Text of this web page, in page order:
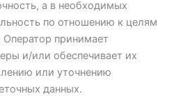
а в необходимых
по отношению к целям
принимает
и/или обеспечивает их
или уточнению
данных.